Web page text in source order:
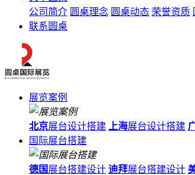
公司简介 圆桌理念 圆桌动态 荣誉资质
联系圆桌
展览案例
北京展台设计搭建 上海展台设计搭建
国际展台搭建
德国 展台搭建设计 迪拜展台搭建设计